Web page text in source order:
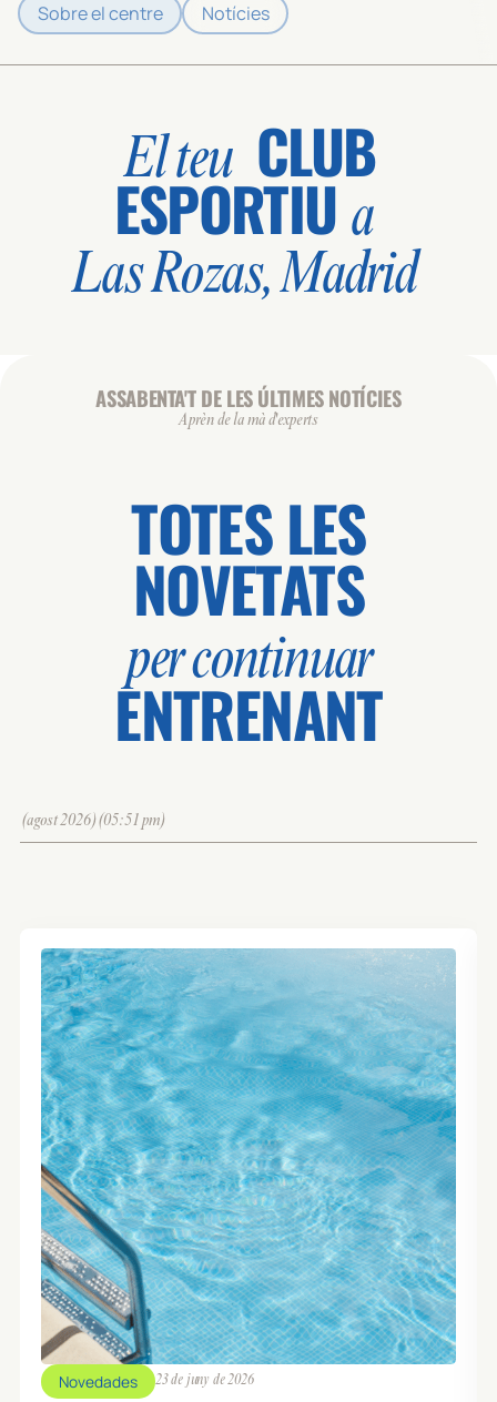
Sobre el centre Notícies
El teu CLUB
ESPORTIU a
Las Rozas, Madrid
ASSABENTA'T DE LES ÚLTIMES NOTÍCIES
Aprèn de la mà d'experts
TOTES LES
NOVETATS
per continuar
ENTRENANT
(agost 2026)(05:51 pm)
Novedades 23 de juny de 2026